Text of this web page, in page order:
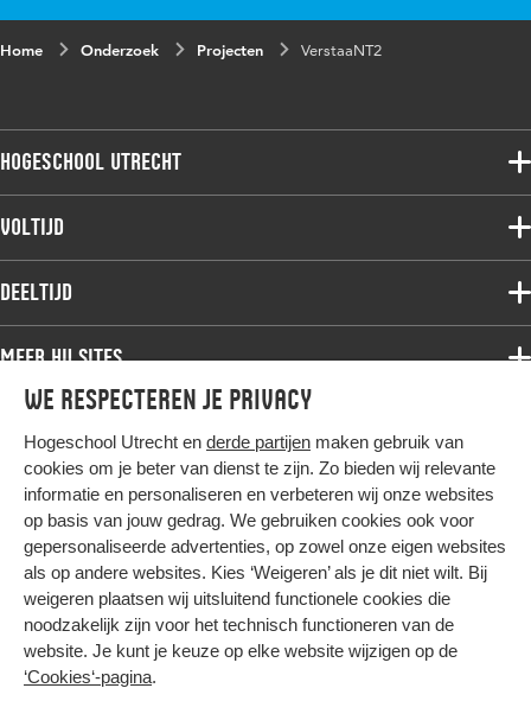
We respecteren je privacy
Hogeschool Utrecht en derde partijen maken gebruik van
cookies om je beter van dienst te zijn. Zo bieden wij relevante
informatie en personaliseren en verbeteren wij onze websites
op basis van jouw gedrag. We gebruiken cookies ook voor
gepersonaliseerde advertenties, op zowel onze eigen websites
als op andere websites. Kies ‘Weigeren’ als je dit niet wilt. Bij
weigeren plaatsen wij uitsluitend functionele cookies die
noodzakelijk zijn voor het technisch functioneren van de
website. Je kunt je keuze op elke website wijzigen op de
‘Cookies‘-pagina.
Home Onderzoek Projecten VerstaaNT2
Hogeschool Utrecht
Voltijdopleidingen
Deeltijdopleidingen
Onderzoek
Werken bij de HU
Contact
Voltijd
Associate degree
Bachelor
Master
Studiekeuze voltijd
Deeltijd
Associate degree
Bachelor
Master
Post-master
Studiekeuze deeltijd
Meer HU sites
HU International
HU Bibliotheek
HU Ontwikkelt
Duurzame HU
Intranet
Trajectum
Hier komt alles samen
Colofon
Privacy
Cookies